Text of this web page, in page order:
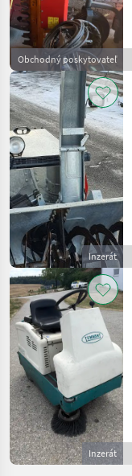
Obchodný poskytovateľ
Inzerát
Inzerát